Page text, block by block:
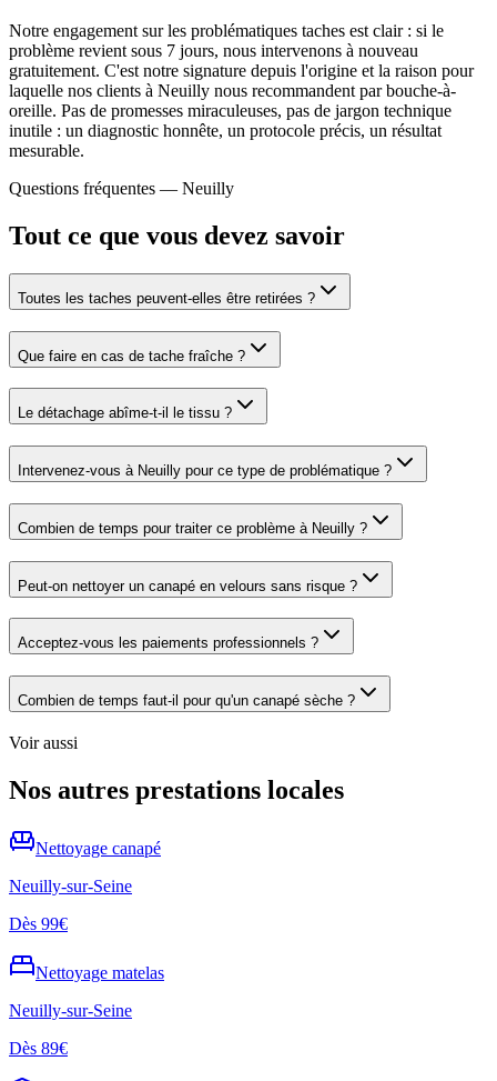
Notre engagement sur les problématiques taches est clair : si le
problème revient sous 7 jours, nous intervenons à nouveau
gratuitement. C'est notre signature depuis l'origine et la raison pour
laquelle nos clients à Neuilly nous recommandent par bouche-à-
oreille. Pas de promesses miraculeuses, pas de jargon technique
inutile : un diagnostic honnête, un protocole précis, un résultat
mesurable.
Questions fréquentes — Neuilly
Tout ce que vous devez savoir
Toutes les taches peuvent-elles être retirées ?
Que faire en cas de tache fraîche ?
Le détachage abîme-t-il le tissu ?
Intervenez-vous à Neuilly pour ce type de problématique ?
Combien de temps pour traiter ce problème à Neuilly ?
Peut-on nettoyer un canapé en velours sans risque ?
Acceptez-vous les paiements professionnels ?
Combien de temps faut-il pour qu'un canapé sèche ?
Voir aussi
Nos autres prestations locales
Nettoyage canapé
Neuilly-sur-Seine
Dès 99€
Nettoyage matelas
Neuilly-sur-Seine
Dès 89€